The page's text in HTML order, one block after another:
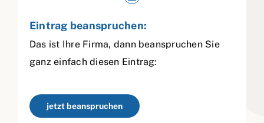
Eintrag beanspruchen:
Das ist Ihre Firma, dann beanspruchen Sie
ganz einfach diesen Eintrag:
jetzt beanspruchen